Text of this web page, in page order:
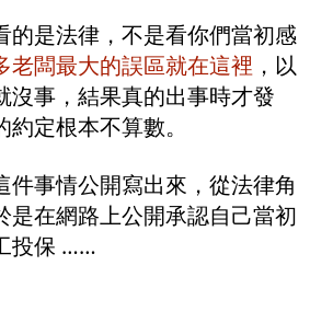
的是法律，不是看你們當初感
老闆最大的誤區就在這裡 ，以
沒事，結果真的出事時才發
定根本不算數。
件事情公開寫出來，從法律角
是在網路上公開承認自己當初
投保 ……